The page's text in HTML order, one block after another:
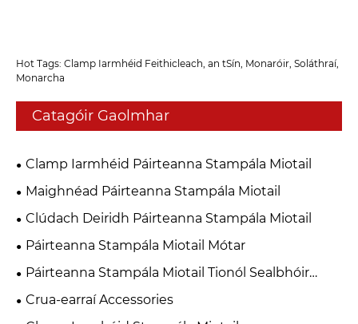
Hot Tags: Clamp Iarmhéid Feithicleach, an tSín, Monaróir, Soláthraí,
Monarcha
Catagóir Gaolmhar
Clamp Iarmhéid Páirteanna Stampála Miotail
Maighnéad Páirteanna Stampála Miotail
Clúdach Deiridh Páirteanna Stampála Miotail
Páirteanna Stampála Miotail Mótar
Páirteanna Stampála Miotail Tionól Sealbhóir
Scuab Carbóin
Crua-earraí Accessories